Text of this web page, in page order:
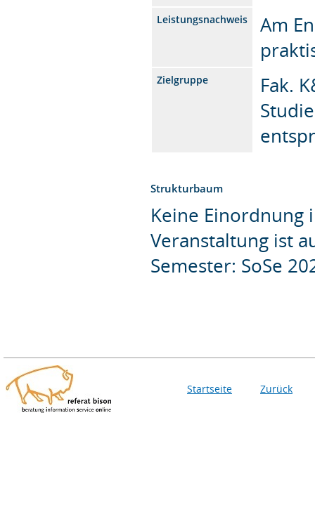
Leistungsnachweis
Am
Zielgruppe
Fak.
Strukturbaum
Keine Einordnung
Veranstaltung ist
Semester: SoSe
Startseite Zurück